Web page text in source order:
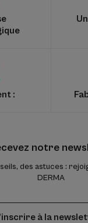
:
notre
des astuces :
DERMA
à la